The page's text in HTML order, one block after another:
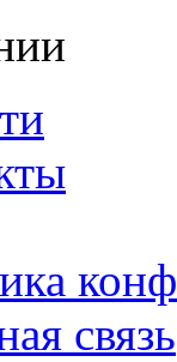
связь